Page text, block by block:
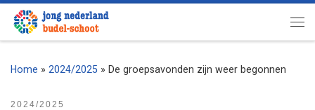
Ga naar inhoud
Home » 2024/2025 » De groepsavonden zijn weer begonnen
2024/2025